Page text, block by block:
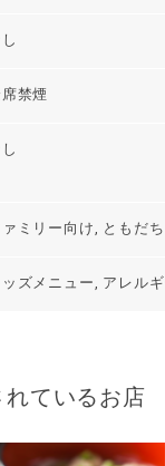
禁煙
ァミリー向け, ともだ
ッズメニュー, アレル
ているお店